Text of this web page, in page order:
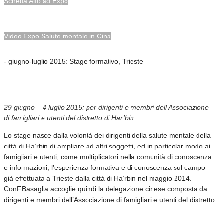
Video Expo Salute mentale in Cina
- giugno-luglio 2015: Stage formativo, Trieste
29 giugno – 4 luglio 2015: per dirigenti e membri dell’Associazione
di famigliari e utenti del distretto di Har’bin
Lo stage nasce dalla volontà dei dirigenti della salute mentale della
città di Ha’rbin di ampliare ad altri soggetti, ed in particolar modo ai
famigliari e utenti, come moltiplicatori nella comunità di conoscenza
e informazioni, l’esperienza formativa e di conoscenza sul campo
già effettuata a Trieste dalla città di Ha’rbin nel maggio 2014.
ConF.Basaglia accoglie quindi la delegazione cinese composta da
dirigenti e membri dell’Associazione di famigliari e utenti del distretto